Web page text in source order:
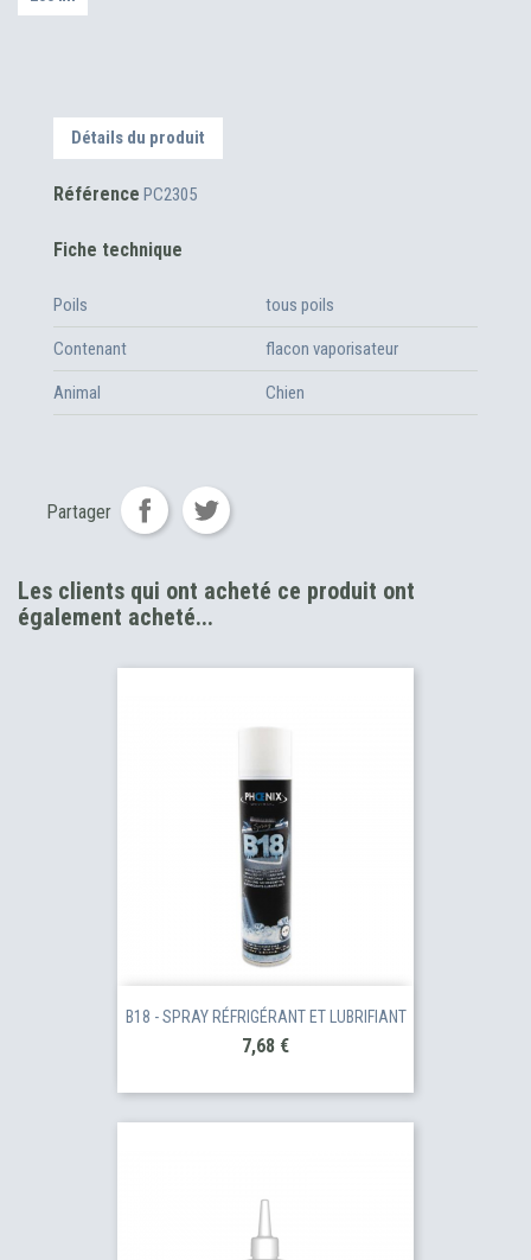
Détails du produit
Référence PC2305
Fiche technique
Poils tous poils
Contenant flacon vaporisateur
Animal Chien
Partager
Les clients qui ont acheté ce produit ont
également acheté...
B18 - SPRAY RÉFRIGÉRANT ET LUBRIFIANT
Prix
7,68 €